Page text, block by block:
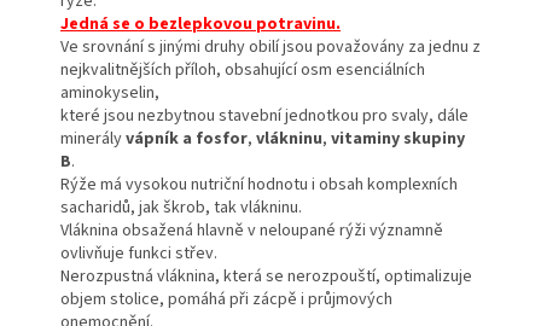
Jedná se o bezlepkovou potravinu.
Ve srovnání s jinými druhy obilí jsou považovány za jednu z
nejkvalitnějších příloh, obsahující osm esenciálních
aminokyselin,
které jsou nezbytnou stavební jednotkou pro svaly, dále
minerályvápník a fosfor, vlákninu, vitaminy skupiny
B.
Rýže má vysokou nutriční hodnotu i obsah komplexních
sacharidů, jak škrob, tak vlákninu.
Vláknina obsažená hlavně v neloupané rýži významně
ovlivňuje funkci střev.
Nerozpustná vláknina, která se nerozpouští, optimalizuje
objem stolice, pomáhá při zácpě i průjmových